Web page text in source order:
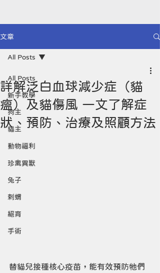
文章
All Posts
新手教學
狗主
貓主
動物福利
珍禽異獸
兔子
剌蝟
絕育
手術
All Posts
詳解泛白血球減少症（貓
瘟）及貓傷風 一文了解症
狀、預防、治療及照顧方法
替貓兒接種核心疫苗，能有效預防牠們